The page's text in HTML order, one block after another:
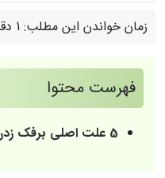
زمان خواندن این مطلب: 1 دقیقه
فهرست محتوا
5 علت اصلی برفک زدن یخچال ایستاده ویترینی